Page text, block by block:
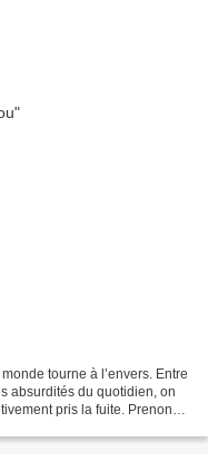
tourne à l’envers. Entre
absurdités du quotidien, on
pris la fuite. Prenons